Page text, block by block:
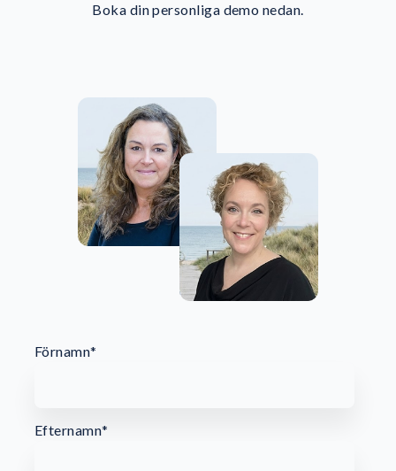
Boka din personliga demo nedan.
Förnamn*
Efternamn*